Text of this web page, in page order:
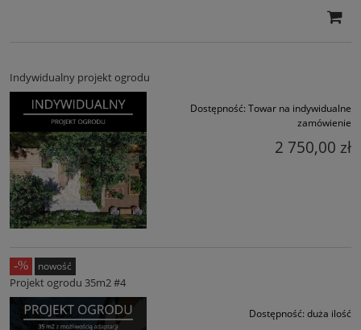
Indywidualny projekt ogrodu
Dostępność: Towar na indywidualne
zamówienie
2 750,00 zł
Projekt ogrodu 35m2 #4
Dostępność: duża ilość
nowość